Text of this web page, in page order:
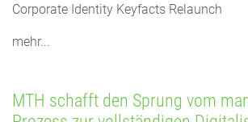
Corporate Identity Keyfacts Relaunch
mehr...
MTH schafft den Sprung vom